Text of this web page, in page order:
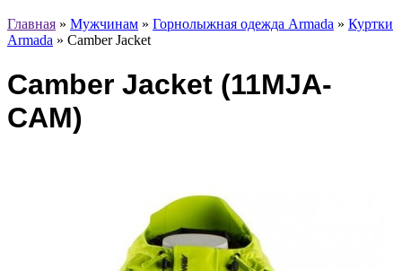
Главная » Мужчинам » Горнолыжная одежда Armada » Куртки
Armada » Camber Jacket
Camber Jacket (11MJA-
CAM)